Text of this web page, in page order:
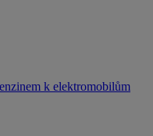
k elektromobilům